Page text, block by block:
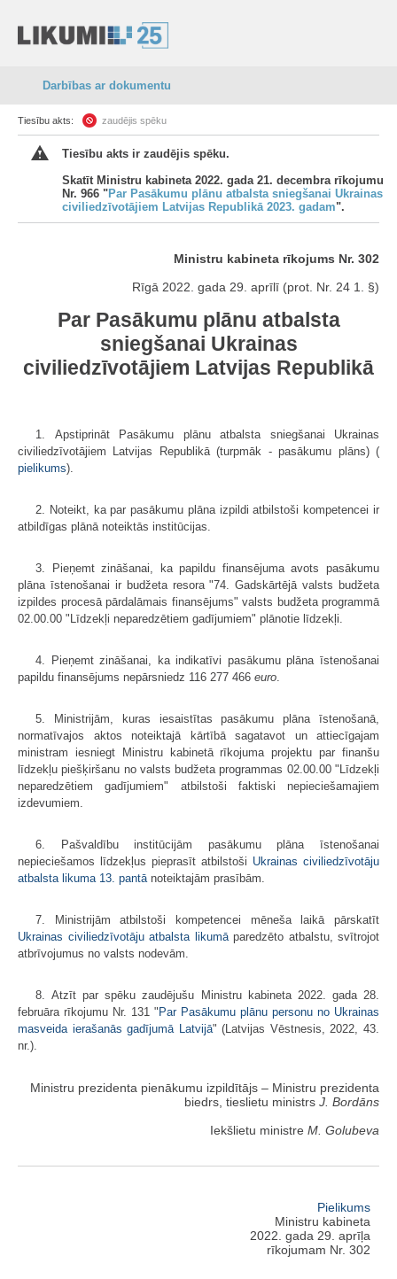
Darbības ar dokumentu
Tiesību akts: zaudējis spēku
Tiesību akts ir zaudējis spēku.
Skatīt Ministru kabineta 2022. gada 21. decembra rīkojumu
Nr. 966 "Par Pasākumu plānu atbalsta sniegšanai Ukrainas
civiliedzīvotājiem Latvijas Republikā 2023. gadam".
Ministru kabineta rīkojums Nr. 302
Rīgā 2022. gada 29. aprīlī (prot. Nr. 24 1. §)
Par Pasākumu plānu atbalsta
sniegšanai Ukrainas
civiliedzīvotājiem Latvijas Republikā
1. Apstiprināt Pasākumu plānu atbalsta sniegšanai Ukrainas
civiliedzīvotājiem Latvijas Republikā (turpmāk - pasākumu plāns) (
pielikums).
2. Noteikt, ka par pasākumu plāna izpildi atbilstoši kompetencei ir
atbildīgas plānā noteiktās institūcijas.
3. Pieņemt zināšanai, ka papildu finansējuma avots pasākumu
plāna īstenošanai ir budžeta resora "74. Gadskārtējā valsts budžeta
izpildes procesā pārdalāmais finansējums" valsts budžeta programmā
02.00.00 "Līdzekļi neparedzētiem gadījumiem" plānotie līdzekļi.
4. Pieņemt zināšanai, ka indikatīvi pasākumu plāna īstenošanai
papildu finansējums nepārsniedz 116 277 466 euro
5. Ministrijām, kuras iesaistītas pasākumu plāna īstenošanā,
normatīvajos aktos noteiktajā kārtībā sagatavot un attiecīgajam
ministram iesniegt Ministru kabinetā rīkojuma projektu par finanšu
līdzekļu piešķiršanu no valsts budžeta programmas 02.00.00 "Līdzekļi
neparedzētiem gadījumiem" atbilstoši faktiski nepieciešamajiem
izdevumiem.
6. Pašvaldību institūcijām pasākumu plāna īstenošanai
nepieciešamos līdzekļus pieprasīt atbilstoši Ukrainas civiliedzīvotāju
atbalsta likuma 13. pantā noteiktajām prasībām.
7. Ministrijām atbilstoši kompetencei mēneša laikā pārskatīt
Ukrainas civiliedzīvotāju atbalsta likumāparedzēto atbalstu, svītrojot
atbrīvojumus no valsts nodevām.
8. Atzīt par spēku zaudējušu Ministru kabineta 2022. gada 28.
februāra rīkojumu Nr. 131 " Par Pasākumu plānu personu no Ukrainas
masveida ierašanās gadījumā Latvijā" (Latvijas Vēstnesis, 2022, 43.
nr.).
Ministru prezidenta pienākumu izpildītājs ‒ Ministru prezidenta
biedrs, tieslietu ministrs J. Bordāns
Iekšlietu ministre M. Golubeva
Pielikums
Ministru kabineta
2022. gada 29. aprīļa
rīkojumam Nr. 302